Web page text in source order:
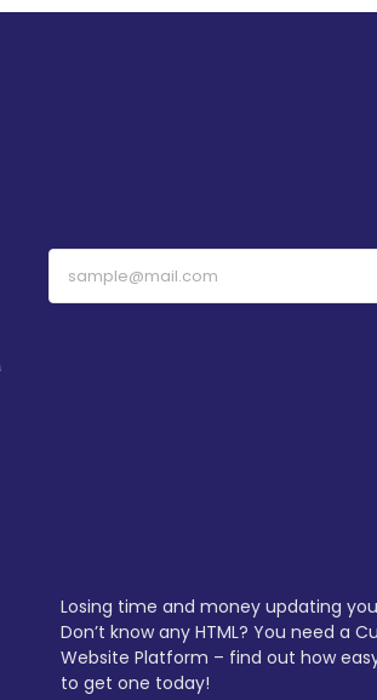
Losing time and money updating
Don’t know any HTML? You need a
Website Platform – find out how
to get one today!